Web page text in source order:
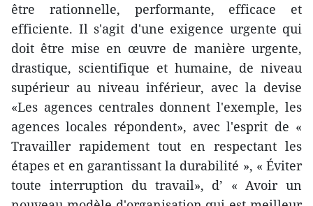
être rationnelle, performante, efficace et
efficiente. Il s'agit d'une exigence urgente qui
doit être mise en œuvre de manière urgente,
drastique, scientifique et humaine, de niveau
supérieur au niveau inférieur, avec la devise
«Les agences centrales donnent l'exemple, les
agences locales répondent», avec l'esprit de «
Travailler rapidement tout en respectant les
étapes et en garantissant la durabilité », « Éviter
toute interruption du travail», d’ « Avoir un